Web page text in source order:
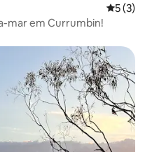
5 de
5 (3)
mar em Currumbin!